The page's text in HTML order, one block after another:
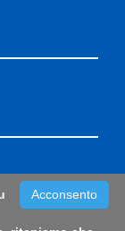
istanza per
Acconsento